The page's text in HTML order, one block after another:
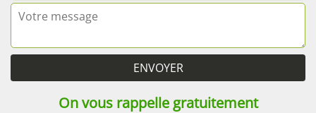
On vous rappelle gratuitement